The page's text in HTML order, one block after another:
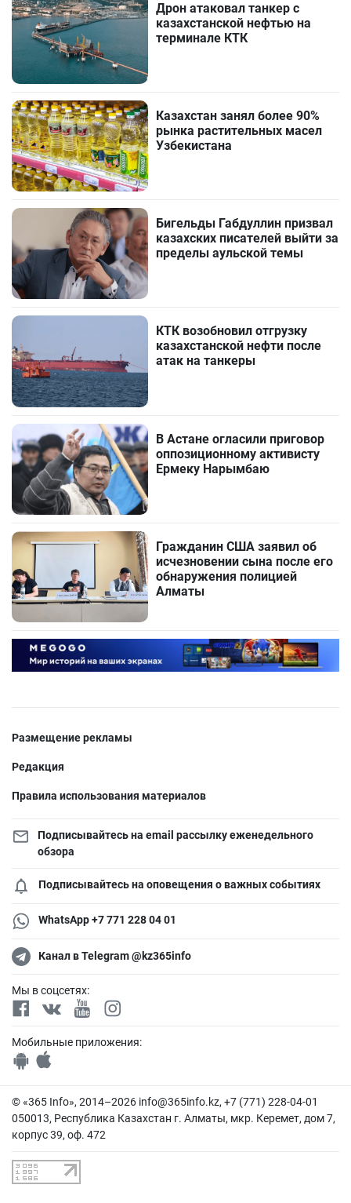
Дрон атаковал танкер с
казахстанской нефтью на
терминале КТК
Казахстан занял более 90%
рынка растительных масел
Узбекистана
Бигельды Габдуллин призвал
казахских писателей выйти за
пределы аульской темы
КТК возобновил отгрузку
казахстанской нефти после
атак на танкеры
В Астане огласили приговор
оппозиционному активисту
Ермеку Нарымбаю
Гражданин США заявил об
исчезновении сына после его
обнаружения полицией
Алматы
Размещение рекламы
Редакция
Правила использования материалов
Подписывайтесь на email рассылку еженедельного
обзора
Подписывайтесь на оповещения о важных событиях
WhatsApp +7 771 228 04 01
Канал в Telegram @kz365info
Мы в соцсетях:
Мобильные приложения:
© «365 Info», 2014–2026 info@365info.kz, +7 (771) 228-04-01
050013, Республика Казахстан г. Алматы, мкр. Керемет, дом 7,
корпус 39, оф. 472